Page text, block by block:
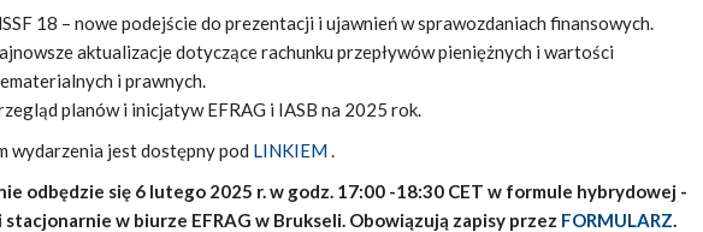
18 – nowe podejście do prezentacji i ujawnień w sprawozdaniach finansowych.
aktualizacje dotyczące rachunku przepływów pieniężnych i wartości
i prawnych.
planów i inicjatyw EFRAG i IASB na 2025 rok.
wydarzenia jest dostępny pod LINKIEM.
odbędzie się 6 lutego 2025 r. w godz. 17:00 -18:30 CET w formule hybrydowej -
stacjonarnie w biurze EFRAG w Brukseli. Obowiązują zapisy przez FORMULARZ.